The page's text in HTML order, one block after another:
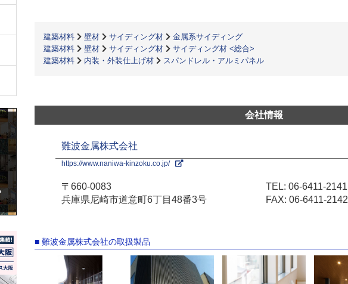
建築材料 壁材 サイディング材
金属系サイディング
建築材料
壁材 サイディング材
サイディング材 <総合>
建築材料
内装・外装仕上げ材 スパンドレル・アルミパネル
会社情報
難波金属株式会社
https://www.naniwa-kinzoku.co.jp/
〒660-0083
兵庫県尼崎市道意町6丁目48番3号
TEL: 06-6411-2141
FAX: 06-6411-2142
■ 難波金属株式会社の取扱製品